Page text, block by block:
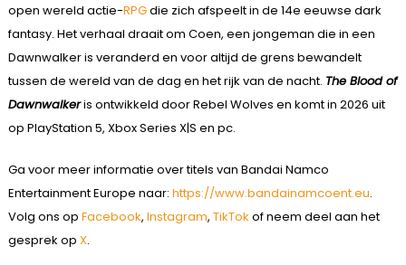
open wereld actie-RPGdie zich afspeelt in de 14e eeuwse dark
fantasy. Het verhaal draait om Coen, een jongeman die in een
Dawnwalker is veranderd en voor altijd de grens bewandelt
tussen de wereld van de dag en het rijk van de nacht. The Blood of
Dawnwalkeris ontwikkeld door Rebel Wolves en komt in 2026 uit
op PlayStation 5, Xbox Series X|S en pc.
Ga voor meer informatie over titels van Bandai Namco
Entertainment Europe naar: https://www.bandainamcoent.eu.
Volg ons op Facebook, Instagram, TikTok of neem deel aan het
gesprek op X.